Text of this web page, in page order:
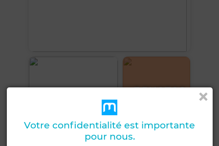
+3 PHOTOS
Votre confidentialité est importante
pour nous.